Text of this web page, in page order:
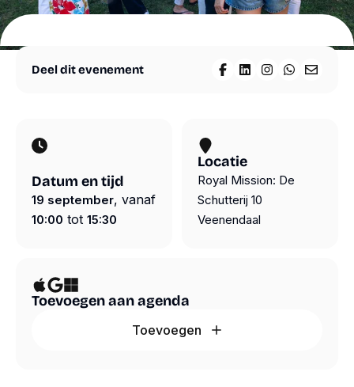
materialen
Suriname
diensten
Volg ons
YouTube
Spotify
Snel
naar
Contact
Agenda
Nieuws
ons
Shop
Contact
Deel dit evenement
Deel op Facebook
Deel op LinkedIn
Deel opDeel op
Deel
Datum en tijd
19 september, vanaf
10:00 tot 15:30
Locatie
Royal Mission: De
Schutterij 10
Veenendaal
Toevoegen aan agenda
Toevoegen